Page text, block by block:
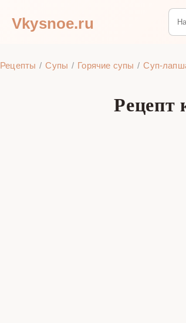
Vkysnoe.ru
Рецепты Супы Горячие супы Суп-
Рецепт